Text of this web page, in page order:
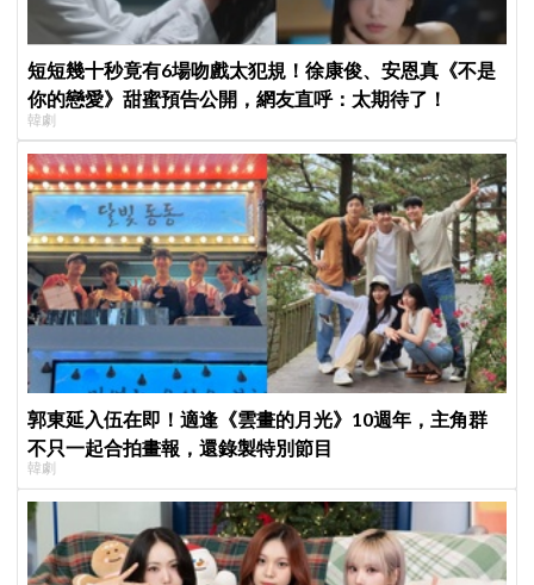
短短幾十秒竟有6場吻戲太犯規！徐康俊、安恩真《不是
你的戀愛》甜蜜預告公開，網友直呼：太期待了！
韓劇
郭東延入伍在即！適逢《雲畫的月光》10週年，主角群
不只一起合拍畫報，還錄製特別節目
韓劇